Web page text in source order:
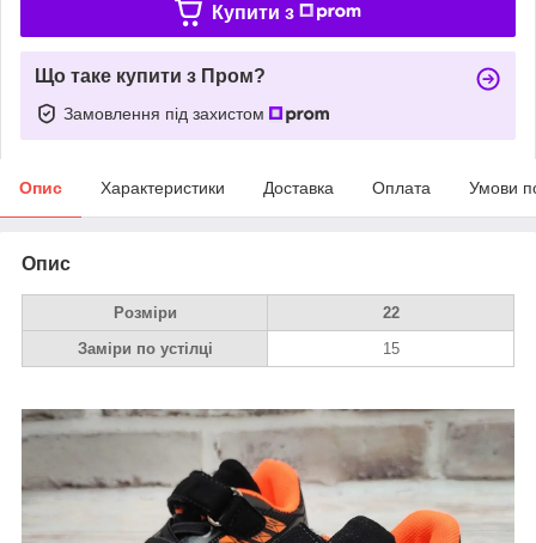
Купити з
Що таке купити з Пром?
Замовлення під захистом
Опис Характеристики Доставка Оплата Умови
Опис
Розміри
22
Заміри по устілці
15